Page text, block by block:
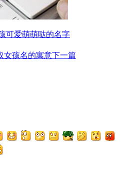
可爱萌萌哒的名字
女孩名的寓意下一篇